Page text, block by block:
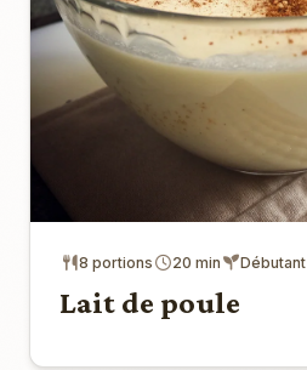
8 portions 20 min Débutant
Lait de poule